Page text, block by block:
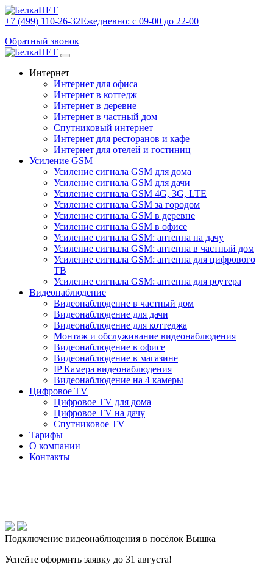
+7 (499) 110-26-32Ежедневно: с 09-00 до 22-00
Обратный звонок
Интернет
Интернет для офиса
Интернет в коттедж
Интернет в деревне
Интернет в частный дом
Спутниковый интернет
Интернет для ресторанов и кафе
Интернет для отелей и гостиниц
Усиление GSM
Усиление сигнала GSM для дома
Усиление сигнала GSM для дачи
Усиление сигнала GSM 4G, 3G, LTE
Усиление сигнала GSM за городом
Усиление сигнала GSM в деревне
Усиление сигнала GSM в офисе
Усиление сигнала GSM: антенна на дачу
Усиление сигнала GSM: антенна в частный дом
Усиление сигнала GSM: антенна для цифрового
ТВ
Усиление сигнала GSM: антенна для роутера
Видеонаблюдение
Видеонаблюдение в частный дом
Видеонаблюдение для дачи
Видеонаблюдение для коттеджа
Монтаж и обслуживание видеонаблюдения
Видеонаблюдение в офисе
Видеонаблюдение в магазине
IP Камера видеонаблюдения
Видеонаблюдение на 4 камеры
Цифровое TV
Цифровое TV для дома
Цифровое TV на дачу
Спутниковое TV
Тарифы
О компании
Контакты
Подключение видеонаблюдения в посёлок Вышка
Успейте оформить заявку до 31 августа!